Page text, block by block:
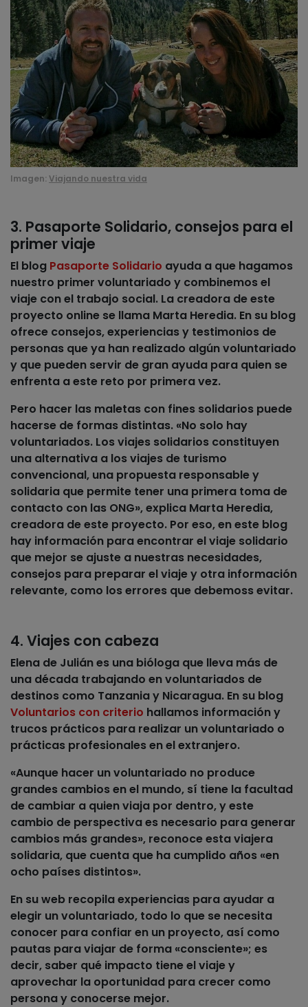
Imagen: Viajando nuestra vida
3. Pasaporte Solidario, consejos para el
primer viaje
El blog Pasaporte Solidario ayuda a que hagamos
nuestro primer voluntariado y combinemos el
viaje con el trabajo social. La creadora de este
proyecto online se llama Marta Heredia. En su blog
ofrece consejos, experiencias y testimonios de
personas que ya han realizado algún voluntariado
y que pueden servir de gran ayuda para quien se
enfrenta a este reto por primera vez.
Pero hacer las maletas con fines solidarios puede
hacerse de formas distintas. «No solo hay
voluntariados. Los viajes solidarios constituyen
una alternativa a los viajes de turismo
convencional, una propuesta responsable y
solidaria que permite tener una primera toma de
contacto con las ONG», explica Marta Heredia,
creadora de este proyecto. Por eso, en este blog
hay información para encontrar el viaje solidario
que mejor se ajuste a nuestras necesidades,
consejos para preparar el viaje y otra información
relevante, como los errores que debemoss evitar.
4. Viajes con cabeza
Elena de Julián es una bióloga que lleva más de
una década trabajando en voluntariados de
destinos como Tanzania y Nicaragua. En su blog
Voluntarios con criterio hallamos información y
trucos prácticos para realizar un voluntariado o
prácticas profesionalesen el extranjero.
«Aunque hacer un voluntariado no produce
grandes cambios en el mundo, sí tiene la facultad
de cambiar a quien viaja por dentro, y este
cambio de perspectiva es necesario para generar
cambios más grandes», reconoce esta viajera
solidaria, que cuenta que ha cumplido años «en
ocho países distintos».
En su web recopila experiencias para ayudar a
elegir un voluntariado, todo lo que se necesita
conocer para confiar en un proyecto, así como
pautas para viajar de forma «consciente»; es
decir, saber qué impacto tiene el viaje y
aprovechar la oportunidad para crecer como
persona y conocerse mejor.